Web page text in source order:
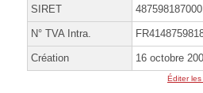
SIRET
N° TVA Intra.
Création 16 octobre
Éditer